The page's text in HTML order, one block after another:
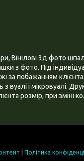
3д фото
з фото. Під
побажанням
вуалі і мікровуалі.
розмір, при зміні
Політика